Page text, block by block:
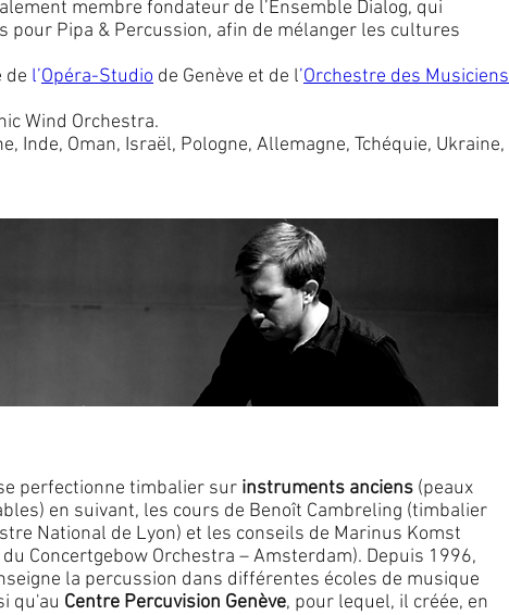
membre fondateur de l’Ensemble Dialog, qui
Pipa & Percussion, afin de mélanger les cultures
de l’Opéra-Studio de Genève et de l’Orchestre des Musiciens
Wind Orchestra.
Inde, Oman, Israël, Pologne, Allemagne, Tchéquie, Ukraine,
perfectionne timbalier sur instruments anciens (peaux
en suivant, les cours de Benoît Cambreling (timbalier
National de Lyon) et les conseils de Marinus Komst
Concertgebow Orchestra – Amsterdam). Depuis 1996,
la percussion dans différentes écoles de musique
qu'au Centre Percuvision Genève, pour lequel, il créée, en